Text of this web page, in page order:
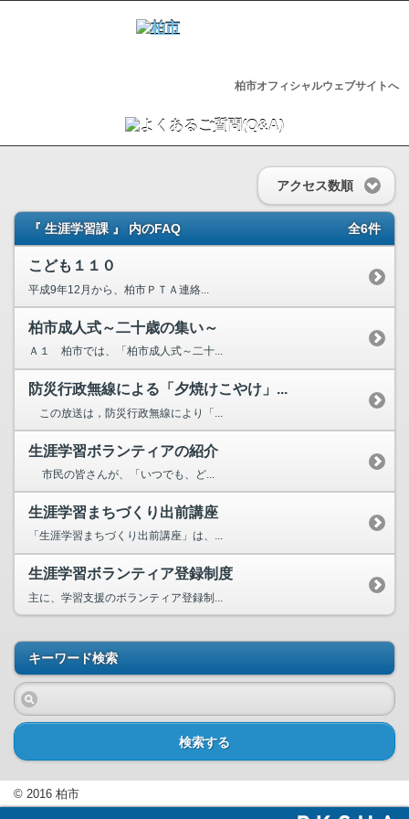
柏市オフィシャルウェブサイトへ
アクセス数順
『 生涯学習課 』 内のFAQ 全6件
こども１１０
平成9年12月から、柏市ＰＴＡ連絡...
柏市成人式～二十歳の集い～
Ａ１ 柏市では、「柏市成人式～二十...
防災行政無線による「夕焼けこやけ」...
この放送は，防災行政無線により「...
生涯学習ボランティアの紹介
市民の皆さんが、「いつでも、ど...
生涯学習まちづくり出前講座
「生涯学習まちづくり出前講座」は、...
生涯学習ボランティア登録制度
主に、学習支援のボランティア登録制...
キーワード検索
検索する
© 2016 柏市